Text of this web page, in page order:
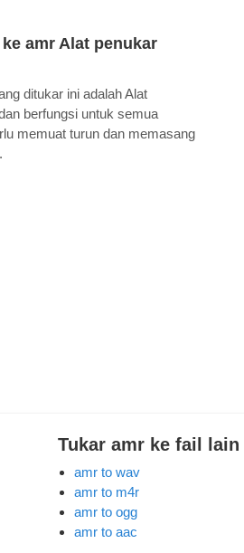
amr Alat penukar
ditukar ini adalah Alat
berfungsi untuk semua
memuat turun dan memasang
Tukar amr ke fail lain
amr to wav
amr to m4r
amr to ogg
amr to aac